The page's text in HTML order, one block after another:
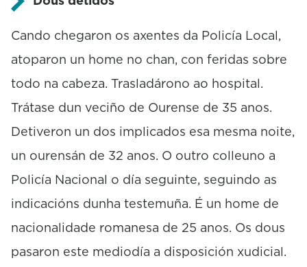
Cando chegaron os axentes da Policía Local,
atoparon un home no chan, con feridas sobre
todo na cabeza. Trasladárono ao hospital.
Trátase dun veciño de Ourense de 35 anos.
Detiveron un dos implicados esa mesma noite,
un ourensán de 32 anos. O outro colleuno a
Policía Nacional o día seguinte, seguindo as
indicacións dunha testemuña. É un home de
nacionalidade romanesa de 25 anos. Os dous
pasaron este mediodía a disposición xudicial.